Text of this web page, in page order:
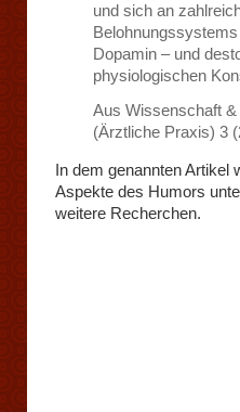
und sich an
Dopamin – und
physiologischen
Aus Wissenschaft
(Ärztliche Praxis) 3
In dem genannten Artikel
Aspekte des Humors
weitere Recherchen.